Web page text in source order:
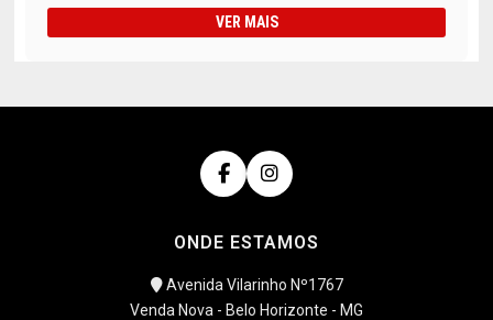
VER MAIS
ONDE ESTAMOS
Avenida Vilarinho Nº1767
Venda Nova - Belo Horizonte - MG